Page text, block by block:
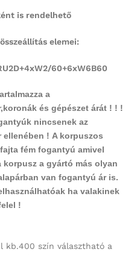
is rendelhető
elemei:
60+6xW6B60
a
és gépészet árát ! ! !
nincsenek az
ellenében ! A korpuszos
fém fogantyú amivel
a gyártó más olyan
van fogantyú ár is.
ha valakinek
!
kb.400 szín választható a